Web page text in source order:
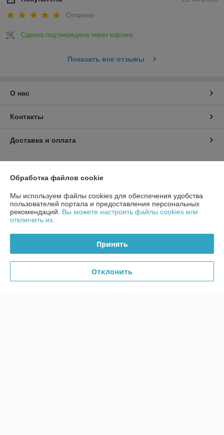
Отлично
Сделка подтверждена через корзину
Показать все отзывы
О нас
Контакты
Доставка и оплата
График работы
Политика обработки cookies
Сайт создан на платформе Deal.by
Обработка файлов cookie
Мы используем файлы cookies для обеспечения удобства
пользователей портала и предоставления персональных
рекомендаций. Вы можете настроить файлы cookies или
отключить их.
Принять
Отклонить